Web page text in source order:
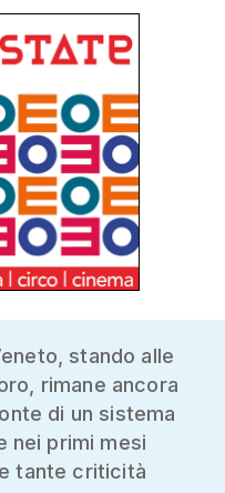
stando alle
rimane ancora
di un sistema
nei primi mesi
tante criticità